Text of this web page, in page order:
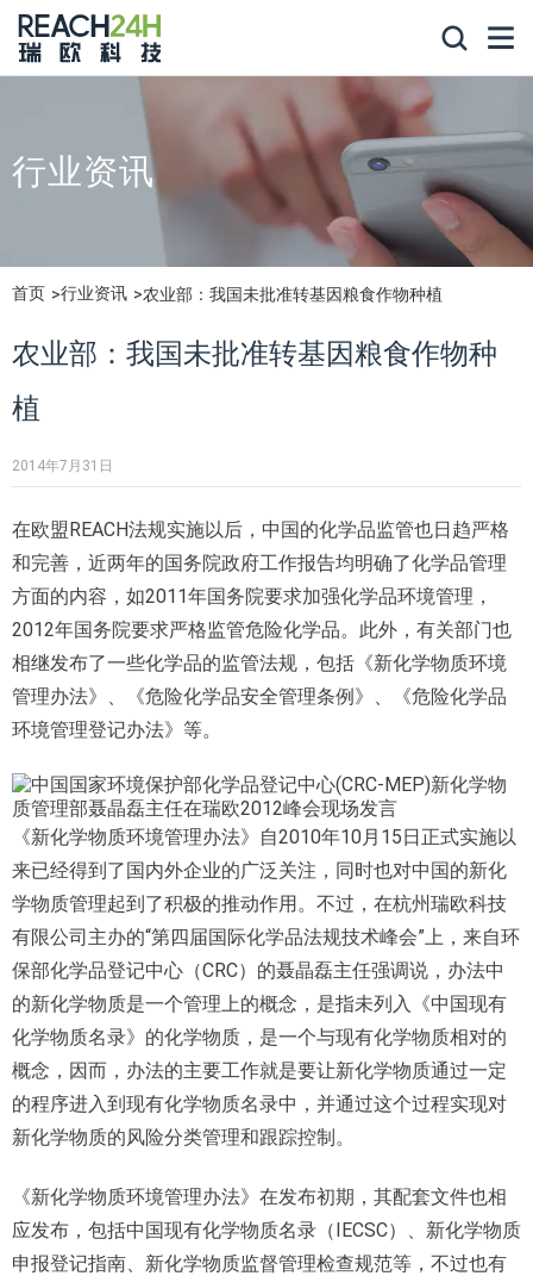
行业资讯
首页 行业资讯 农业部：我国未批准转基因粮食作物种植
农业部：我国未批准转基因粮食作物种
植
2014年7月31日
在欧盟REACH法规实施以后，中国的化学品监管也日趋严格
和完善，近两年的国务院政府工作报告均明确了化学品管理
方面的内容，如2011年国务院要求加强化学品环境管理，
2012年国务院要求严格监管危险化学品。此外，有关部门也
相继发布了一些化学品的监管法规，包括《新化学物质环境
管理办法》、《危险化学品安全管理条例》、《危险化学品
环境管理登记办法》等。
《新化学物质环境管理办法》自2010年10月15日正式实施以
来已经得到了国内外企业的广泛关注，同时也对中国的新化
学物质管理起到了积极的推动作用。不过，在杭州瑞欧科技
有限公司主办的“第四届国际化学品法规技术峰会”上，来自环
保部化学品登记中心（CRC）的聂晶磊主任强调说，办法中
的新化学物质是一个管理上的概念，是指未列入《中国现有
化学物质名录》的化学物质，是一个与现有化学物质相对的
概念，因而，办法的主要工作就是要让新化学物质通过一定
的程序进入到现有化学物质名录中，并通过这个过程实现对
新化学物质的风险分类管理和跟踪控制。
《新化学物质环境管理办法》在发布初期，其配套文件也相
应发布，包括中国现有化学物质名录（IECSC）、新化学物质
申报登记指南、新化学物质监督管理检查规范等，不过也有